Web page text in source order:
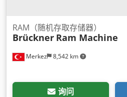
Merkez 8,542 km
RAM（随机存取存储器）
Brückner Ram Machine
询问